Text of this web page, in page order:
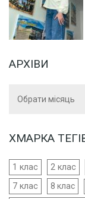
АРХІВИ
ХМАРКА
1 клас 2 клас
7 клас 8 клас